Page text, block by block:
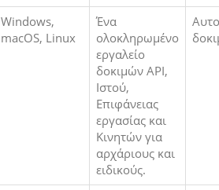
Windows,
macOS, Linux
Ένα
ολοκληρωμένο
εργαλείο
δοκιμών API,
Ιστού,
Επιφάνειας
εργασίας και
Κινητών για
αρχάριους και
ειδικούς.